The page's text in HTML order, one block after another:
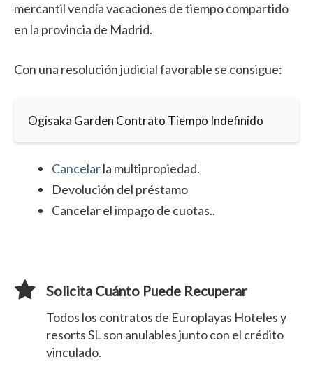
mercantil vendía vacaciones de tiempo compartido
en la provincia de Madrid.
Con una resolución judicial favorable se consigue:
Ogisaka Garden Contrato Tiempo Indefinido
Cancelarla multipropiedad.
Devolución del préstamo
Cancelar el impago de cuotas..
Solicita Cuánto Puede Recuperar
Todos los contratos de Europlayas Hoteles y
resorts SL son anulables junto con el crédito
vinculado.